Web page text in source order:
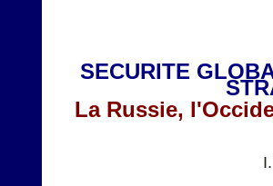
SECURITE
La Russie,